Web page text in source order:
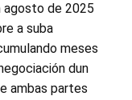
agosto de 2025
a suba
meses
dun
ambas partes